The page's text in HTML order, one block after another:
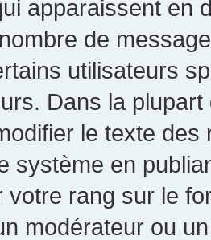
apparaissent en
de
utilisateurs
Dans la
le texte
système en
votre rang sur le
modérateur ou